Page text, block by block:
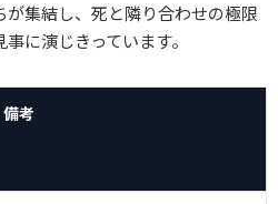
集結し、死と隣り合わせの極限
に演じきっています。
考